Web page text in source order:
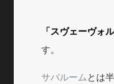
「スヴェーヴォ
す。
サバルームとは